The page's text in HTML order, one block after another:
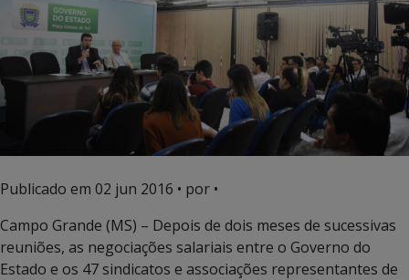
Publicado em 02 jun 2016 • por •
Campo Grande (MS) – Depois de dois meses de sucessivas
reuniões, as negociações salariais entre o Governo do
Estado e os 47 sindicatos e associações representantes de